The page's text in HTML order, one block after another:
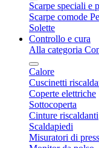
Scarpe speciali e
Scarpe comode
Solette
Controllo e cura
Alla categoria
Calore
Cuscinetti
Coperte elettriche
Sottocoperta
Cinture riscaldanti
Scaldapiedi
Misuratori di